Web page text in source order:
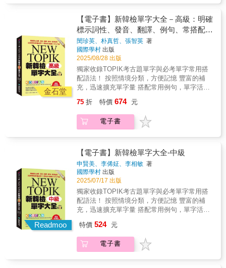
免費訂閱程序後，即可免費收聽音檔。音檔限
本人使用，請勿轉載或提供他人。
以及書末 2 回迷你模擬試題，幫助你牢牢記住
並靈活運用學過的單字。特色三：出題 TIP +
高分小知識，加深單字理解！針對容易混淆的
單字與相似表達方式，特別整理「出題 TIP」
迅速釐清，而單字背後相關的知識背景補充，
則設計「高分小知識」輔助學習，讓你邊背單
字邊解決學習疑問，掌握韓檢命題方向。特色
四：QR Code 線上音檔 + 全書題目中文翻譯，
一本就能達成全方位學習！每日單元皆有音
檔，需要聆聽音檔的地方，旁邊皆附 QR
句，背單字同時就能提升聽力與跟讀練習；附
錄更收錄全書練習題的題目中譯，讓學習更全
面、輕鬆又高效！＊本書音檔由 EZ Course 平
台（ezcourse.com.tw）提供。購書讀者須註冊
免費訂閱程序後，即可免費收聽音檔。音檔限
本人使用，請勿轉載或提供他人。
使用的單字，同時與TOPIK考古題交叉比對過
後，曾出現於考古題中的單字，旨在幫助學習
者掌握最基本的韓語詞彙。 & ★依主題分類，
提供豐富的補充字彙及常用語法 篩選出來的單
字被分為十四個主題，收錄的例句皆與主題有
關，不僅有韓語教材裡實際使用的句子，還有
日常生活中的常用例句。此外，本書還有收錄
反義詞、類義詞、尊待語、謙卑語、關聯詞、
參考語等各種相關單字，同時還有非常豐富的
延伸單字收錄在附錄中。透過豐富的例句和詳
附贈QR碼線上音檔隨掃隨聽！ 本書音檔以QR
碼方式提供，可隨書中內容掃描聆聽，免按上
下鍵搜尋，快速地讓音檔與內容互相搭配。亦
不需額外安裝自己不熟悉的播放APP才能聽，
也省去每次聽音檔都要掃描的麻煩！（註：打
包下載檔案為ZIP壓縮檔，請先安裝解壓縮程式
或APP再行下載，由於iOS系統對檔案下載的限
制，iPhone用戶在掃描出現「不支援的檔案類
型」後點擊右上角的三點，之後選擇「開啟方
式」，請等待手機轉圈完畢後，選擇「儲存到
縮。） & 本書特色 ◆收錄的必考單字有一套嚴
格的篩選標準 ◆將必考單字分為14大主題，大
主題再細分為多個小主題，方便記憶學習 ◆明
確標示詞性、發音、翻譯、例句、常搭配的文
金石堂
【電子書】新韓檢單字大全－高級：明確
標示詞性、發音、翻譯、例句、常搭配的
文法與豐富的補充單字，帶你高分通過
TOPIK考試
閔珍英、朴真哲、張智英 著
國際學村 出版
2025/08/28 出版
獨家收錄TOPIK考古題單字與必考單字常用搭
配語法！ 按照情境分類，方便記憶 豐富的補
充，迅速擴充單字量 搭配常用例句，單字活用
語教學、自我學習都適用 & ★交叉比對，嚴謹
的高級必考單字篩選機制 《新韓檢單字大全-高
級》收錄單字約2,000多個，有一套嚴格的單字
使用的單字，同時與TOPIK考古題交叉比對過
後，曾出現於考古題中的單字，旨在幫助學習
者掌握最基本的韓語詞彙。 & ★依主題分類，
提供豐富的補充字彙及常用語法 篩選出來的單
字被分為十四個主題，收錄的例句皆與主題有
關，不僅有韓語教材裡實際使用的句子，還有
日常生活中的常用例句。此外，本書還有收錄
反義詞、類義詞、尊待語、謙卑語、關聯詞、
參考語等各種相關單字，同時還有非常豐富的
細的說明，幫助韓語學習者在不同情境。 & ★
附贈QR碼線上音檔隨掃隨聽！ 本書音檔以QR
碼方式提供，可隨書中內容掃描聆聽，免按上
75 折 特價 674 元
電子書
Readmoo
【電子書】新韓檢單字大全-中級
申賢美、李俙姃、李相敏 著
國際學村 出版
2025/07/17 出版
獨家收錄TOPIK考古題單字與必考單字常用搭
配語法！ 按照情境分類，方便記憶 豐富的補
充，迅速擴充單字量 搭配常用例句，單字活用
語教學、自我學習都適用 & ★交叉比對，嚴謹
的中級必考單字篩選機制 《新韓檢單字大全-中
級》收錄單字約2,000多個，有一套嚴格的單字
特價 524 元
電子書